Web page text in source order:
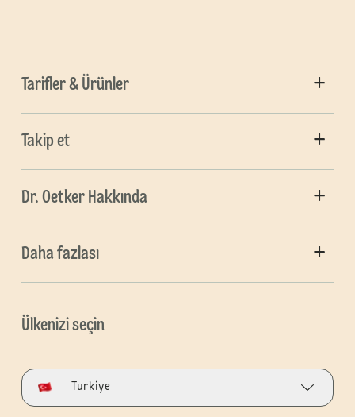
Tarifler & Ürünler
Takip et
Dr. Oetker Hakkında
Daha fazlası
Ülkenizi seçin
Turkiye